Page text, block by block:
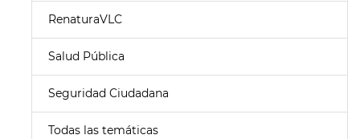
RenaturaVLC
Salud Pública
Seguridad Ciudadana
Todas las temáticas